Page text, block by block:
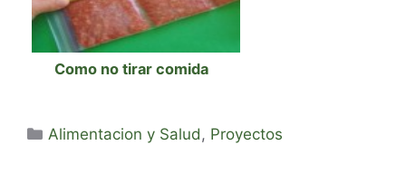
Como no tirar comida
Categorías
Alimentacion y Salud , Proyectos